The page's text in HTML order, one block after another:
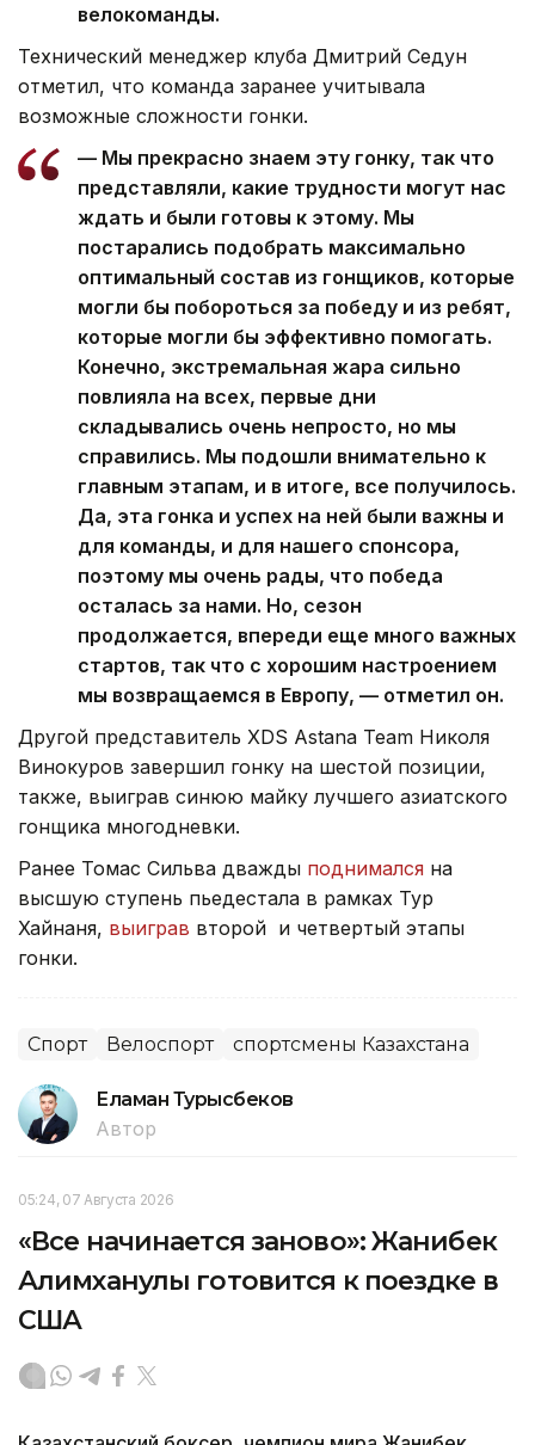
велокоманды.
Технический менеджер клуба Дмитрий Седун
отметил, что команда заранее учитывала
возможные сложности гонки.
— Мы прекрасно знаем эту гонку, так что
представляли, какие трудности могут нас
ждать и были готовы к этому. Мы
постарались подобрать максимально
оптимальный состав из гонщиков, которые
могли бы побороться за победу и из ребят,
которые могли бы эффективно помогать.
Конечно, экстремальная жара сильно
повлияла на всех, первые дни
складывались очень непросто, но мы
справились. Мы подошли внимательно к
главным этапам, и в итоге, все получилось.
Да, эта гонка и успех на ней были важны и
для команды, и для нашего спонсора,
поэтому мы очень рады, что победа
осталась за нами. Но, сезон
продолжается, впереди еще много важных
стартов, так что с хорошим настроением
мы возвращаемся в Европу, — отметил он.
Другой представитель XDS Astana Team Николя
Винокуров завершил гонку на шестой позиции,
также, выиграв синюю майку лучшего азиатского
гонщика многодневки.
Ранее Томас Сильва дважды поднимался на
высшую ступень пьедестала в рамках Тур
Хайнаня, выиграв второй и четвертый этапы
гонки.
Спорт Велоспорт спортсмены Казахстана
Еламан Турысбеков
Автор
05:24, 07 Августа 2026
«Все начинается заново»: Жанибек
Алимханулы готовится к поездке в
США